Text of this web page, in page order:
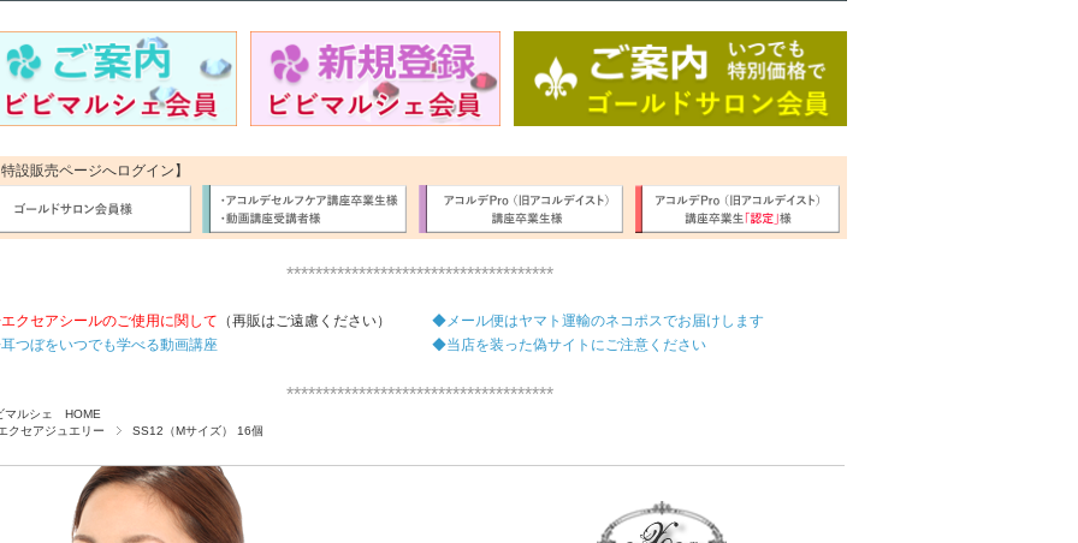
設販売ページへログイン】
*************************************
クセアシールのご使用に関して （再販はご遠慮ください）
◆メール便はヤマト運輸のネコポスでお届けします
つぼをいつでも学べる動画講座
◆当店を装った偽サイトにご注意ください
*************************************
マルシェ HOME
クセアジュエリー
SS12（Mサイズ） 16個